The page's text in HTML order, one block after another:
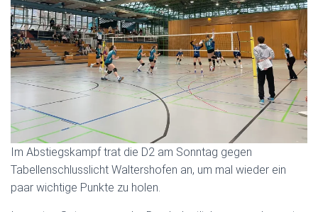
Im Abstiegskampf trat die D2 am Sonntag gegen
Tabellenschlusslicht Waltershofen an, um mal wieder ein
paar wichtige Punkte zu holen.